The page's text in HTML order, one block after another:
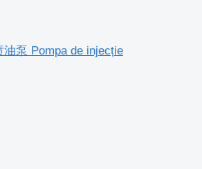
油泵 Pompa de injecție